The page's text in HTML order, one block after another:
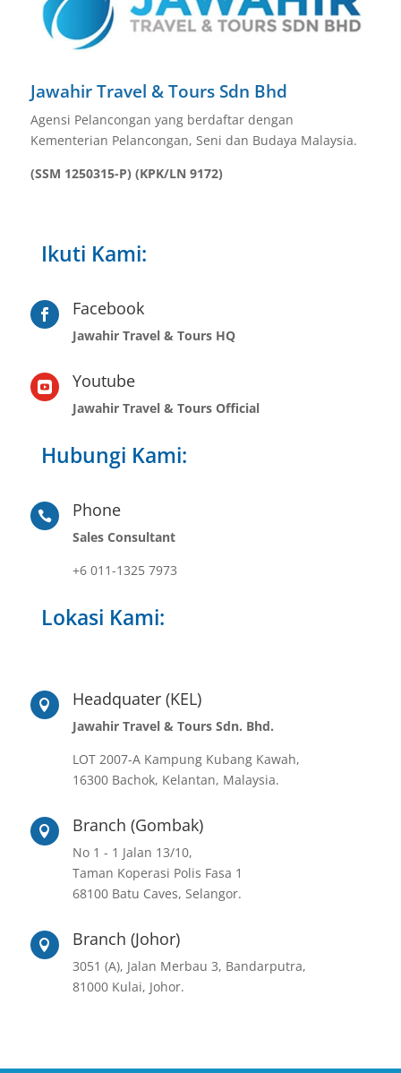
Jawahir Travel & Tours Sdn Bhd
Agensi Pelancongan yang berdaftar dengan
Kementerian Pelancongan, Seni dan Budaya Malaysia.
(SSM 1250315-P) (KPK/LN 9172)
Ikuti Kami:
 Facebook
Jawahir Travel & Tours HQ
 Youtube
Jawahir Travel & Tours Official
Hubungi Kami:
 Phone
Sales Consultant
+6 011-1325 7973
Lokasi Kami:
 Headquater (KEL)
Jawahir Travel & Tours Sdn. Bhd.
LOT 2007-A Kampung Kubang Kawah,
16300 Bachok, Kelantan, Malaysia.
 Branch (Gombak)
No 1 - 1 Jalan 13/10,
Taman Koperasi Polis Fasa 1
68100 Batu Caves, Selangor.
 Branch (Johor)
3051 (A), Jalan Merbau 3, Bandarputra,
81000 Kulai, Johor.